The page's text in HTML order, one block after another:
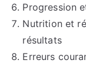
Progression
Nutrition et
résultats
Erreurs